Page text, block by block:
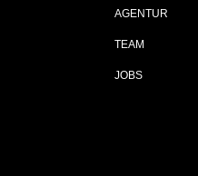
AGENTUR
TEAM
JOBS